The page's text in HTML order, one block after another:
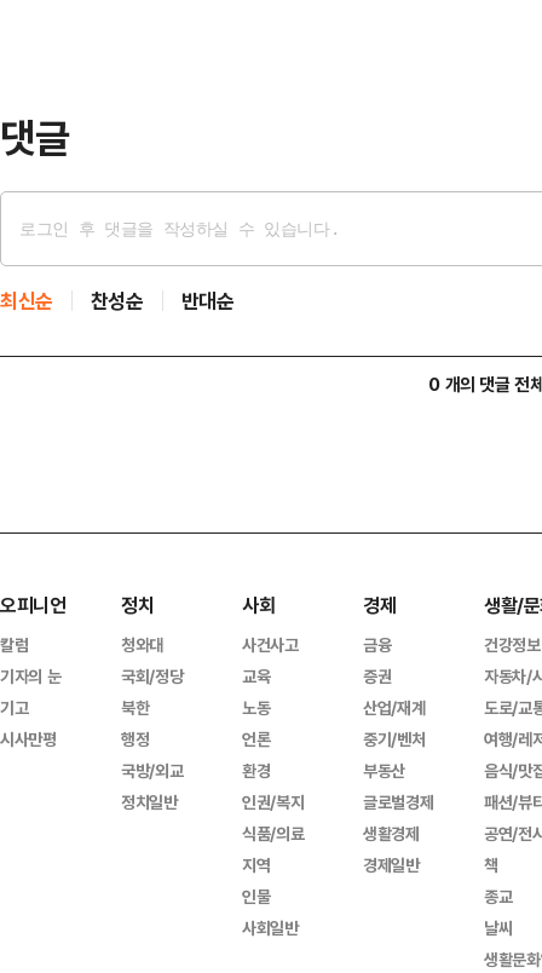
댓글
최신순 찬성순 반대순
0 개의 댓글 전
오피니언
칼럼
기자의 눈
기고
시사만평
정치
청와대
국회/정당
북한
행정
국방/외교
정치일반
사회
사건사고
교육
노동
언론
환경
인권/복지
식품/의료
지역
인물
사회일반
경제
금융
증권
산업/재계
중기/벤처
부동산
글로벌경제
생활경제
경제일반
생활/
건강정보
자동차/
도로/교
여행/레
음식/맛
패션/뷰
공연/전
책
종교
날씨
생활문